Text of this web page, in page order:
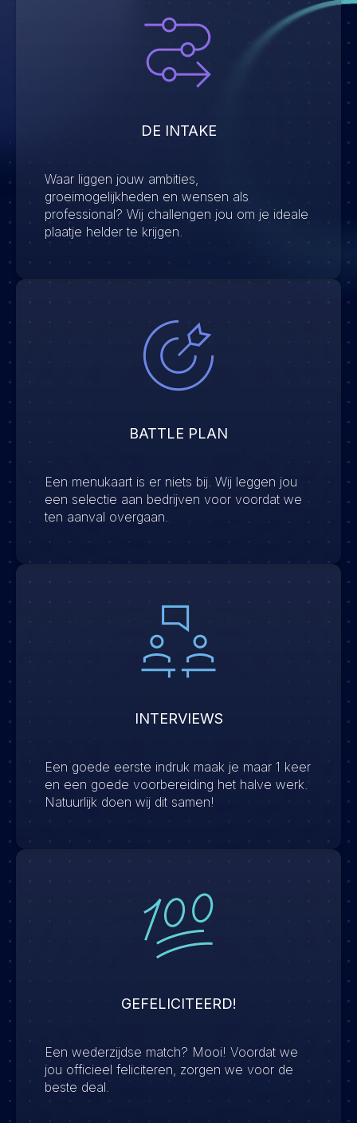
DE INTAKE
Waar liggen jouw ambities,
groeimogelijkheden en wensen als
professional? Wij challengen jou om je ideale
plaatje helder te krijgen.
BATTLE PLAN
Een menukaart is er niets bij. Wij leggen jou
een selectie aan bedrijven voor voordat we
ten aanval overgaan.
INTERVIEWS
Een goede eerste indruk maak je maar 1 keer
en een goede voorbereiding het halve werk.
Natuurlijk doen wij dit samen!
GEFELICITEERD!
Een wederzijdse match? Mooi! Voordat we
jou officieel feliciteren, zorgen we voor de
beste deal.